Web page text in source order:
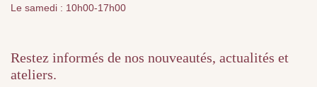
Le samedi : 10h00-17h00
Restez informés de nos nouveautés, actualités et
ateliers.